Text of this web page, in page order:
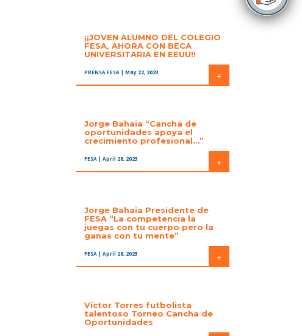
¡¡JOVEN ALUMNO DEL COLEGIO
FESA, AHORA CON BECA
UNIVERSITARIA EN EEUU!!
PRENSA FESA | May 22, 2023 +
Jorge Bahaia “Cancha de
oportunidades apoya el
crecimiento profesional…”
FESA | April 28, 2023 +
Jorge Bahaia Presidente de
FESA “La competencia la
juegas con tu cuerpo pero la
ganas con tu mente”
FESA | April 28, 2023 +
Víctor Torres futbolista
talentoso Torneo Cancha de
Oportunidades